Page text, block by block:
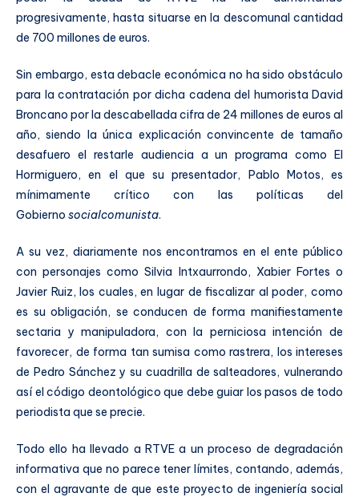
progresivamente, hasta situarse en la descomunal cantidad
de 700 millones de euros.
Sin embargo, esta debacle económica no ha sido obstáculo
para la contratación por dicha cadena del humorista David
Broncano por la descabellada cifra de 24 millones de euros al
año, siendo la única explicación convincente de tamaño
desafuero el restarle audiencia a un programa como El
Hormiguero, en el que su presentador, Pablo Motos, es
mínimamente crítico con las políticas del
Gobierno socialcomunista.
A su vez, diariamente nos encontramos en el ente público
con personajes como Silvia Intxaurrondo, Xabier Fortes o
Javier Ruiz, los cuales, en lugar de fiscalizar al poder, como
es su obligación, se conducen de forma manifiestamente
sectaria y manipuladora, con la perniciosa intención de
favorecer, de forma tan sumisa como rastrera, los intereses
de Pedro Sánchez y su cuadrilla de salteadores, vulnerando
así el código deontológico que debe guiar los pasos de todo
periodista que se precie.
Todo ello ha llevado a RTVE a un proceso de degradación
informativa que no parece tener límites, contando, además,
con el agravante de que este proyecto de ingeniería social